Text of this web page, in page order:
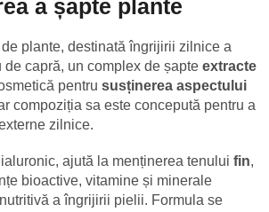
a șapte plante
plante, destinată îngrijirii zilnice a
capră, un complex de șapte extracte
pentru susținerea aspectului
compoziția sa este concepută pentru a
zilnice.
ajută la menținerea tenului fin,
bioactive, vitamine și minerale
a îngrijirii pielii. Formula se